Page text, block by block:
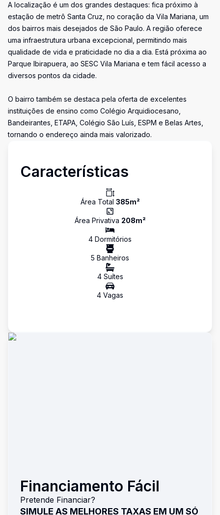
A localização é um dos grandes destaques: fica próximo à
estação de metrô Santa Cruz, no coração da Vila Mariana, um
dos bairros mais desejados de São Paulo. A região oferece
uma infraestrutura urbana excepcional, permitindo mais
qualidade de vida e praticidade no dia a dia. Está próxima ao
Parque Ibirapuera, ao SESC Vila Mariana e tem fácil acesso a
diversos pontos da cidade.
O bairro também se destaca pela oferta de excelentes
instituições de ensino como Colégio Arquidiocesano,
Bandeirantes, ETAPA, Colégio São Luís, ESPM e Belas Artes,
tornando o endereço ainda mais valorizado.
Características
Área Total 385m²
Área Privativa 208m²
4 Dormitórios
5 Banheiros
4Suítes
4 Vagas
Financiamento Fácil
Pretende Financiar?
SIMULE AS MELHORES TAXAS EM UM SÓ